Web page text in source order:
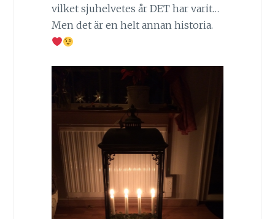
vilket sjuhelvetes år DET har varit…
Men det är en helt annan historia.